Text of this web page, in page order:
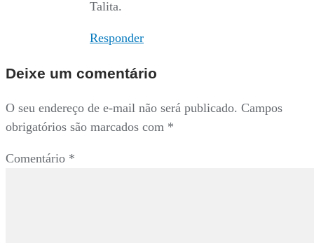
Talita.
Responder
Deixe um comentário
O seu endereço de e-mail não será publicado. Campos
obrigatórios são marcados com *
Comentário *